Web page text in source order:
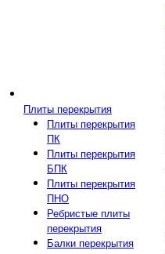
Плиты перекрытия
Плиты перекрытия
ПК
Плиты перекрытия
БПК
Плиты перекрытия
ПНО
Ребристые плиты
перекрытия
Балки перекрытия